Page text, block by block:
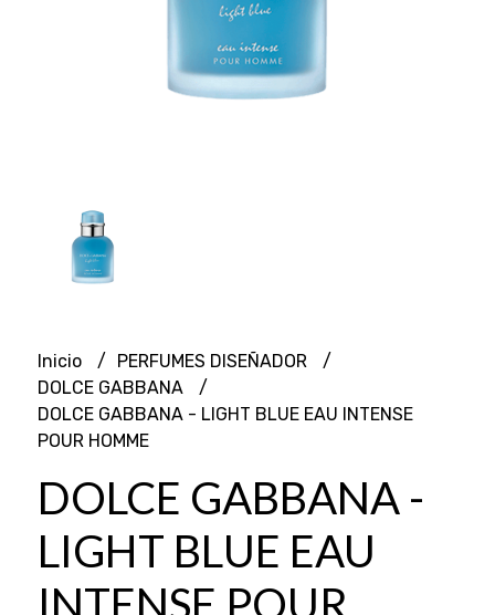
Inicio
PERFUMES DISEÑADOR
DOLCE GABBANA
DOLCE GABBANA - LIGHT BLUE EAU INTENSE
POUR HOMME
DOLCE GABBANA -
LIGHT BLUE EAU
INTENSE POUR